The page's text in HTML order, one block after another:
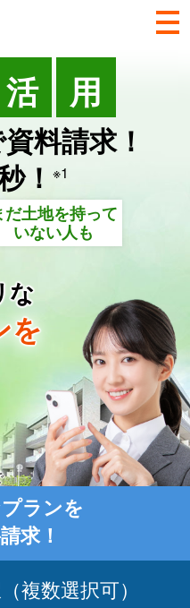
活 用
料請求！
！ ※1
だ土地を持って
いない人も
な
を
ランを
求！
複数選択可）